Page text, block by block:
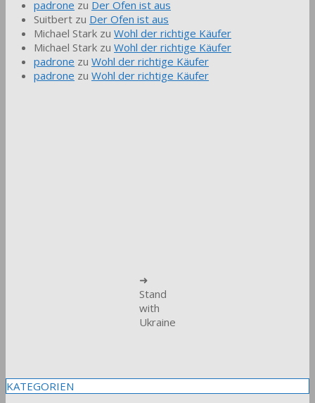
padrone zu Der Ofen ist aus
Suitbert zu Der Ofen ist aus
Michael Stark zu Wohl der richtige Käufer
Michael Stark zu Wohl der richtige Käufer
padrone zu Wohl der richtige Käufer
padrone zu Wohl der richtige Käufer
➜
Stand
with
Ukraine
KATEGORIEN